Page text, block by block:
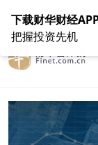
在线客服 关于我
下载财华财经
把握投资先机